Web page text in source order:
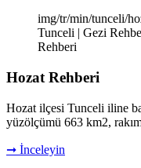
img/tr/min/tunceli/
Tunceli | Gezi
Rehberi
Hozat Rehberi
Hozat ilçesi Tunceli iline
yüzölçümü 663 km2,
➞ İnceleyin